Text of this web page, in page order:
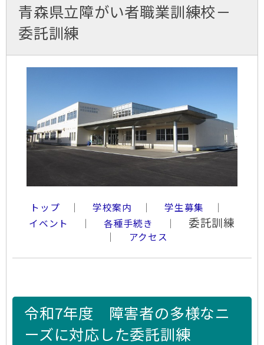
青森県立障がい者職業訓練校－
委託訓練
トップ │ 学校案内 │学生募集 │
イベント
│各種手続き │ 委託訓練
│ アクセス
令和7年度 障害者の多様なニ
ーズに対応した委託訓練